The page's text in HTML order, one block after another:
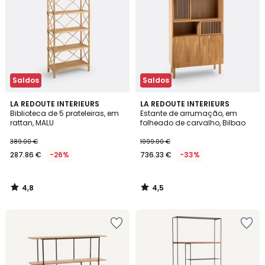
Saldos
LA REDOUTE INTERIEURS
Biblioteca de 5 prateleiras, em
rattan, MALU
389.00 €
287.86 € -26%
4,8
/ 5
4,8
/
Saldos
LA REDOUTE INTERIEURS
Estante de arrumação, em
folheado de carvalho, Bilbao
1099.00 €
736.33 € -33%
4,5
/ 5
4,5
/